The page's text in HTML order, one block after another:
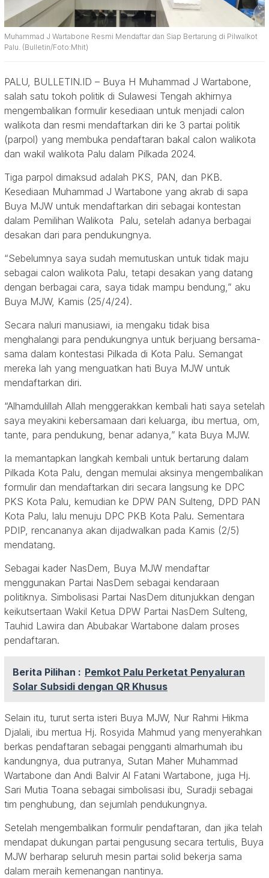
Muhammad J Wartabone Resmi Mendaftar dan Siap Bertarung di Pilwalkot
Palu. (Bulletin/Foto:Mhit)
PALU, BULLETIN.ID – Buya H Muhammad J Wartabone,
salah satu tokoh politik di Sulawesi Tengah akhirnya
mengembalikan formulir kesediaan untuk menjadi calon
walikota dan resmi mendaftarkan diri ke 3 partai politik
(parpol) yang membuka pendaftaran bakal calon walikota
dan wakil walikota Palu dalam Pilkada 2024.
Tiga parpol dimaksud adalah PKS, PAN, dan PKB.
Kesediaan Muhammad J Wartabone yang akrab di sapa
Buya MJW untuk mendaftarkan diri sebagai kontestan
dalam Pemilihan Walikota Palu, setelah adanya berbagai
desakan dari para pendukungnya.
“Sebelumnya saya sudah memutuskan untuk tidak maju
sebagai calon walikota Palu, tetapi desakan yang datang
dengan berbagai cara, saya tidak mampu bendung,” aku
Buya MJW, Kamis (25/4/24).
Secara naluri manusiawi, ia mengaku tidak bisa
menghalangi para pendukungnya untuk berjuang bersama-
sama dalam kontestasi Pilkada di Kota Palu. Semangat
mereka lah yang menguatkan hati Buya MJW untuk
mendaftarkan diri.
“Alhamdulillah Allah menggerakkan kembali hati saya setelah
saya meyakini kebersamaan dari keluarga, ibu mertua, om,
tante, para pendukung, benar adanya,” kata Buya MJW.
Ia memantapkan langkah kembali untuk bertarung dalam
Pilkada Kota Palu, dengan memulai aksinya mengembalikan
formulir dan mendaftarkan diri secara langsung ke DPC
PKS Kota Palu, kemudian ke DPW PAN Sulteng, DPD PAN
Kota Palu, lalu menuju DPC PKB Kota Palu. Sementara
PDIP, rencananya akan dijadwalkan pada Kamis (2/5)
mendatang.
Sebagai kader NasDem, Buya MJW mendaftar
menggunakan Partai NasDem sebagai kendaraan
politiknya. Simbolisasi Partai NasDem ditunjukkan dengan
keikutsertaan Wakil Ketua DPW Partai NasDem Sulteng,
Tauhid Lawira dan Abubakar Wartabone dalam proses
pendaftaran.
Berita Pilihan : Pemkot Palu Perketat Penyaluran
Solar Subsidi dengan QR Khusus
Selain itu, turut serta isteri Buya MJW, Nur Rahmi Hikma
Djalali, ibu mertua Hj. Rosyida Mahmud yang menyerahkan
berkas pendaftaran sebagai pengganti almarhumah ibu
kandungnya, dua putranya, Sutan Maher Muhammad
Wartabone dan Andi Balvir Al Fatani Wartabone, juga Hj.
Sari Mutia Toana sebagai simbolisasi ibu, Suradji sebagai
tim penghubung, dan sejumlah pendukungnya.
Setelah mengembalikan formulir pendaftaran, dan jika telah
mendapat dukungan partai pengusung secara tertulis, Buya
MJW berharap seluruh mesin partai solid bekerja sama
dalam meraih kemenangan nantinya.